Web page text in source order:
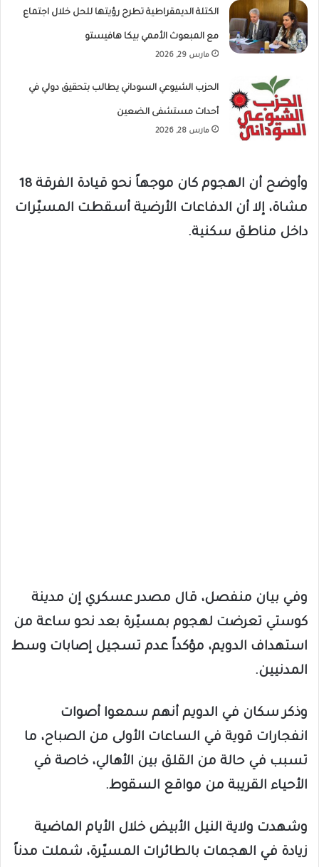
الكتلة الديمقراطية تطرح رؤيتها للحل خلال اجتماع
مع المبعوث الأممي بيكا هافيستو
مارس 29, 2026
الحزب الشيوعي السوداني يطالب بتحقيق دولي في
أحداث مستشفى الضعين
مارس 28, 2026
وأوضح أن الهجوم كان موجهاً نحو قيادة الفرقة 18
مشاة، إلا أن الدفاعات الأرضية أسقطت المسيّرات
داخل مناطق سكنية.
وفي بيان منفصل، قال مصدر عسكري إن مدينة
كوستي تعرضت لهجوم بمسيّرة بعد نحو ساعة من
استهداف الدويم، مؤكداً عدم تسجيل إصابات وسط
المدنيين.
وذكر سكان في الدويم أنهم سمعوا أصوات
انفجارات قوية في الساعات الأولى من الصباح، ما
تسبب في حالة من القلق بين الأهالي، خاصة في
الأحياء القريبة من مواقع السقوط.
وشهدت ولاية النيل الأبيض خلال الأيام الماضية
زيادة في الهجمات بالطائرات المسيّرة، شملت مدناً